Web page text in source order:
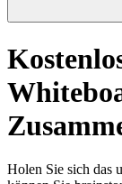
Holen Sie sich das